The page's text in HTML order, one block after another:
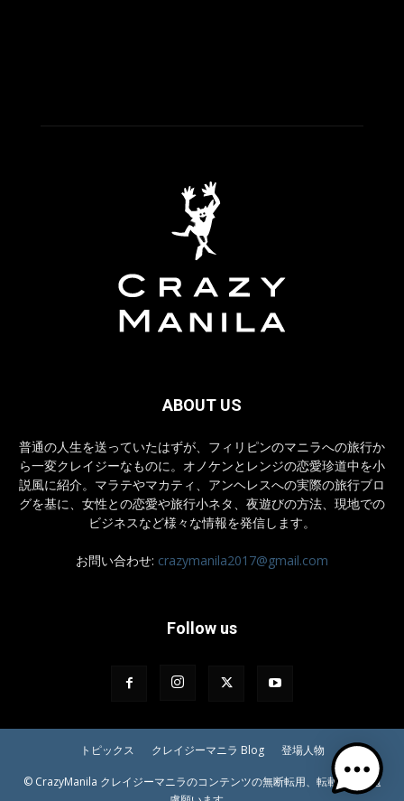
ABOUT US
普通の人生を送っていたはずが、フィリピンのマニラへの旅行か
ら一変クレイジーなものに。オノケンとレンジの恋愛珍道中を小
説風に紹介。マラテやマカティ、アンヘレスへの実際の旅行ブロ
グを基に、女性との恋愛や旅行小ネタ、夜遊びの方法、現地での
ビジネスなど様々な情報を発信します。
お問い合わせ: crazymanila2017@gmail.com
Follow us
トピックス クレイジーマニラ Blog 登場人物
© CrazyManila クレイジーマニラのコンテンツの無断転用、転載等はご遠